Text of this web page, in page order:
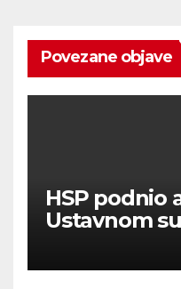
Povezane objave
HSP podnio
Ustavnom
Kovačevića